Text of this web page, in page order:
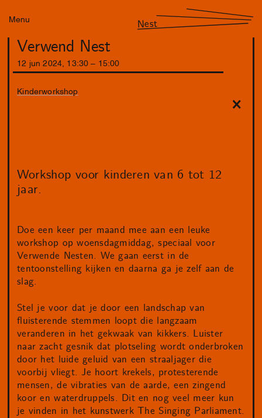
Menu Nest
Verwend Nest
12 jun 2024 13 :30 15 :00
Kinderworkshop
Workshop voor kinderen van 6 tot 12
jaar.
Doe een keer per maand mee aan een leuke
workshop op woensdagmiddag, speciaal voor
Verwende Nesten. We gaan eerst in de
tentoonstelling kijken en daarna ga je zelf aan de
slag.
Stel je voor dat je door een landschap van
fluisterende stemmen loopt die langzaam
veranderen in het gekwaak van kikkers. Luister
naar zacht gesnik dat plotseling wordt onderbroken
door het luide geluid van een straaljager die
voorbij vliegt. Je hoort krekels, protesterende
mensen, de vibraties van de aarde, een zingend
koor en waterdruppels. Dit en nog veel meer kun
je vinden in het kunstwerk The Singing Parliament.